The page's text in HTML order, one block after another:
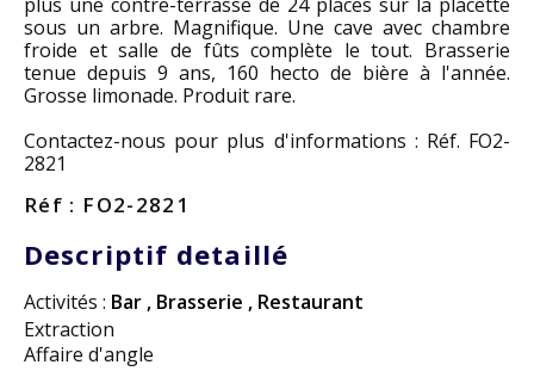
sous un arbre. Magnifique. Une cave avec chambre
froide et salle de fûts complète le tout. Brasserie
tenue depuis 9 ans, 160 hecto de bière à l'année.
Grosse limonade. Produit rare.
Contactez-nous pour plus d'informations : Réf. FO2-
2821
Réf : FO2-2821
Descriptif detaillé
Activités : Bar , Brasserie , Restaurant
Extraction
Affaire d'angle